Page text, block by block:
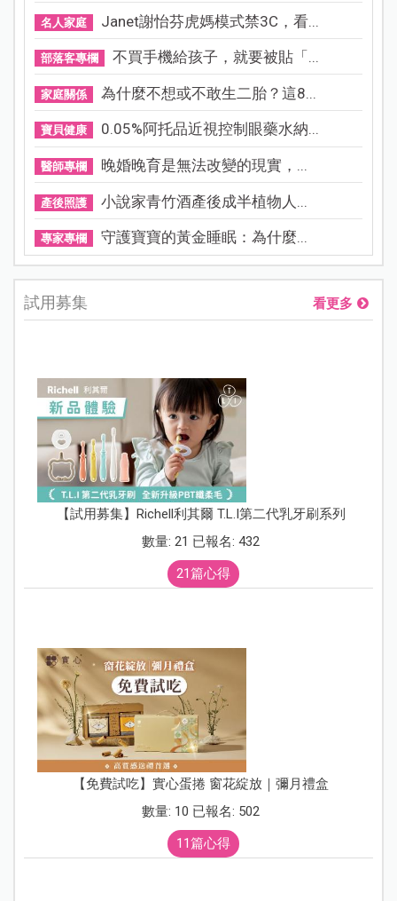
名人家庭 Janet謝怡芬虎媽模式禁3C，看...
部落客專欄 不買手機給孩子，就要被貼「...
家庭關係 為什麼不想或不敢生二胎？這8...
寶貝健康 0.05%阿托品近視控制眼藥水納...
醫師專欄 晚婚晚育是無法改變的現實，...
產後照護 小說家青竹酒產後成半植物人...
專家專欄 守護寶寶的黃金睡眠：為什麼...
試用募集 看更多
【試用募集】Richell利其爾 T.L.I第二代乳牙刷系列
數量: 21 已報名: 432
21篇心得
【免費試吃】實心蛋捲 窗花綻放｜彌月禮盒
數量: 10 已報名: 502
11篇心得